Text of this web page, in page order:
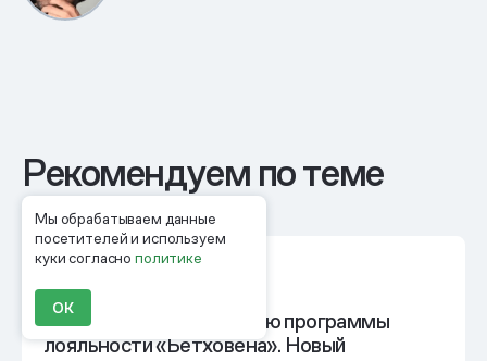
Мы обрабатываем данные
посетителей и используем
куки согласнополитике
ОК
Рекомендуем по теме
+32 п. п. к проникновению программы
лояльности «Бетховена». Новый